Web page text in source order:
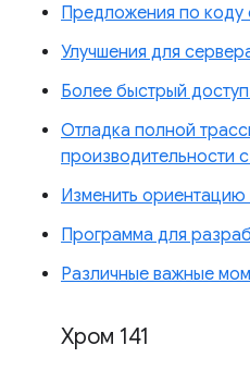
Предложения по коду
Улучшения для
Более быстрый
Отладка полной
производительности
Изменить
Программа для
Различные важные
Хром 141